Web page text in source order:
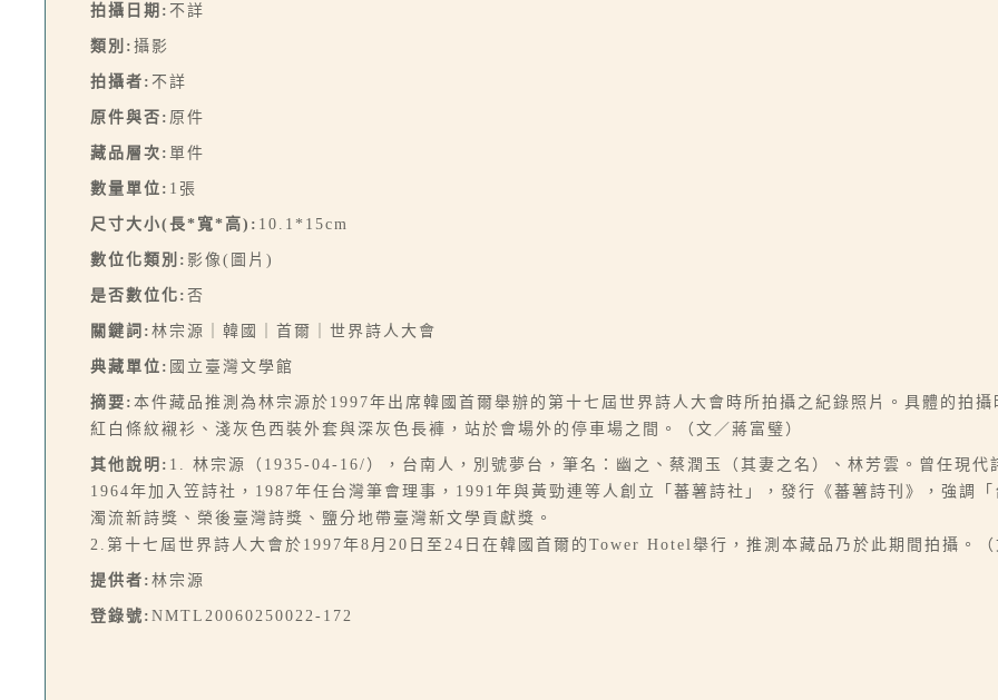
拍攝日期: 不詳
類別: 攝影
拍攝者: 不詳
原件與否: 原件
藏品層次: 單件
數量單位: 1張
尺寸大小(長*寬*高): 10.1*15cm
數位化類別: 影像(圖片)
是否數位化: 否
關鍵詞: 林宗源｜韓國｜首爾｜世界詩人大會
典藏單位: 國立臺灣文學館
摘要: 本件藏品推測為林宗源於1997年出席韓國首爾舉辦的第十七屆世界詩人大會時所拍攝之紀錄照片。具體的拍
紅白條紋襯衫、淺灰色西裝外套與深灰色長褲，站於會場外的停車場之間。（文／蔣富璧）
其他說明: 1. 林宗源（1935-04-16/），台南人，別號夢台，筆名：幽之、蔡潤玉（其妻之名）、林芳雲。曾任現代
1964年加入笠詩社，1987年任台灣筆會理事，1991年與黃勁連等人創立「蕃薯詩社」，發行《蕃薯詩刊》，強調
濁流新詩獎、榮後臺灣詩獎、鹽分地帶臺灣新文學貢獻獎。
2.第十七屆世界詩人大會於1997年8月20日至24日在韓國首爾的Tower Hotel舉行，推測本藏品乃於此期間拍攝。
提供者: 林宗源
登錄號: NMTL20060250022-172